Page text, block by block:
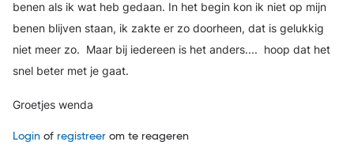
benen als ik wat heb gedaan. In het begin kon ik niet op mijn
benen blijven staan, ik zakte er zo doorheen, dat is gelukkig
niet meer zo. Maar bij iedereen is het anders.... hoop dat het
snel beter met je gaat.
Groetjes wenda
Login of registreer om te reageren